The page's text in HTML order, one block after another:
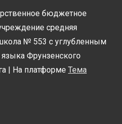
бюджетное
средняя
№ 553 с углубленным
Фрунзенского
| На платформе Тема